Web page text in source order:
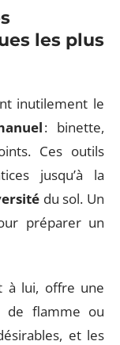
les plus
inutilement le
: binette,
Ces outils
jusqu’à la
du sol. Un
préparer un
à lui, offre une
de flamme ou
et les